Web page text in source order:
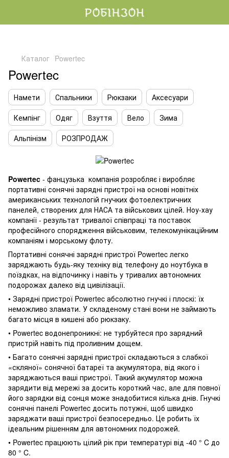
Каталог Powertec
Powertec
Намети Спальники Рюкзаки
Аксесуари
Кемпінг
Одяг Взуття Вело
Зима
Альпінізм
РОЗПРОДАЖ
Powertec - фанцузька компанія розробляє і виробляє
портативні сонячні зарядні пристрої на основі новітніх
американських технологій гнучких фотоелектричних
панелей, створених для НАСА та військових цілей. Ноу-хау
компанії - результат тривалої співпраці та поставок
професійного спорядження військовим, телекомунікаційним
компаніям і морському флоту.
Портативні сонячні зарядні пристрої Powertec легко
заряджають будь-яку техніку від телефону до ноутбука в
поїздках, на відпочинку і навіть у тривалих автономних
подорожах далеко від цивілізації.
• Зарядні пристрої Powertec абсолютно гнучкі і плоскі: їх
неможливо зламати. У складеному стані вони не займають
багато місця в кишені або рюкзаку.
• Powertec водонепроникні: не турбуйтеся про зарядний
пристрій навіть під проливним дощем.
• Багато сонячні зарядні пристрої складаються з слабкої
«скляної» сонячної батареї та акумулятора, від якого і
заряджаються ваші пристрої. Такий акумулятор можна
зарядити від мережі за досить короткий час, але для повної
його зарядки від сонця може знадобитися кілька днів. Гнучкі
сонячні панелі Powertec досить потужні, щоб швидко
заряджати ваші пристрої безпосередньо. Це робить їх
ідеальним рішенням для автономних подорожей.
• Powertec працюють цілий рік при температурі від -40 ° C до
80 ° C.